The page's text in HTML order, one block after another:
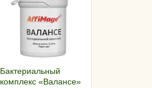
Бактериальный
комплекс «Валансе»